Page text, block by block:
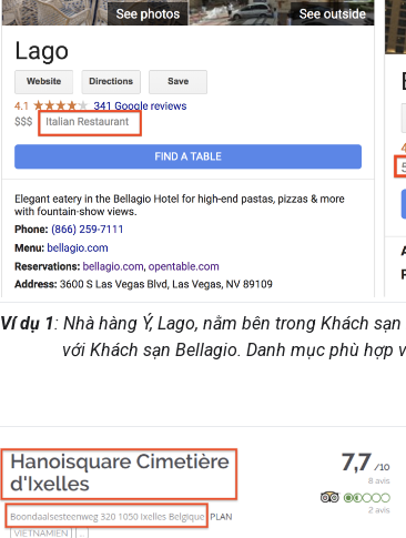
Ví dụ 1: Nhà hàng Ý, Lago, nằm bên trong Khách
với Khách sạn Bellagio. Danh mục phù hợp